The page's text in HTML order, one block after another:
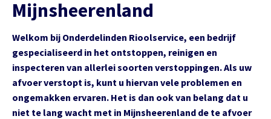
Mijnsheerenland
Welkom bij Onderdelinden Rioolservice, een bedrijf
gespecialiseerd in het ontstoppen, reinigen en
inspecteren van allerlei soorten verstoppingen. Als uw
afvoer verstopt is, kunt u hiervan vele problemen en
ongemakken ervaren. Het is dan ook van belang dat u
niet te lang wacht met in Mijnsheerenland de te afvoer